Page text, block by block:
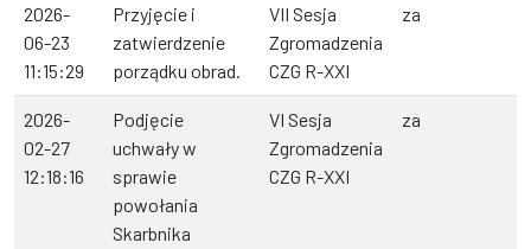
2026-
06-23
11:15:29
Przyjęcie i
zatwierdzenie
porządku obrad.
VII Sesja
Zgromadzenia
CZG R-XXI
za
2026-
02-27
12:18:16
Podjęcie
uchwały w
sprawie
powołania
Skarbnika
VI Sesja
Zgromadzenia
CZG R-XXI
za